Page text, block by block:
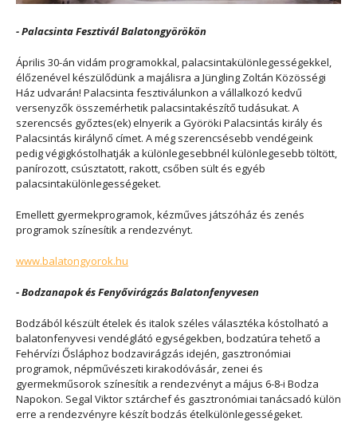
- Palacsinta Fesztivál Balatongyörökön
Április 30-án vidám programokkal, palacsintakülönlegességekkel,
élőzenével készülődünk a majálisra a Jüngling Zoltán Közösségi
Ház udvarán! Palacsinta fesztiválunkon a vállalkozó kedvű
versenyzők összemérhetik palacsintakészítő tudásukat. A
szerencsés győztes(ek) elnyerik a Györöki Palacsintás király és
Palacsintás királynő címet. A még szerencsésebb vendégeink
pedig végigkóstolhatják a különlegesebbnél különlegesebb töltött,
panírozott, csúsztatott, rakott, csőben sült és egyéb
palacsintakülönlegességeket.
Emellett gyermekprogramok, kézműves játszóház és zenés
programok színesítik a rendezvényt.
www.balatongyorok.hu
- Bodzanapok és Fenyővirágzás Balatonfenyvesen
Bodzából készült ételek és italok széles választéka kóstolható a
balatonfenyvesi vendéglátó egységekben, bodzatúra tehető a
Fehérvízi Ősláphoz bodzavirágzás idején, gasztronómiai
programok, népművészeti kirakodóvásár, zenei és
gyermekműsorok színesítik a rendezvényt a május 6-8-i Bodza
Napokon. Segal Viktor sztárchef és gasztronómiai tanácsadó külön
erre a rendezvényre készít bodzás ételkülönlegességeket.